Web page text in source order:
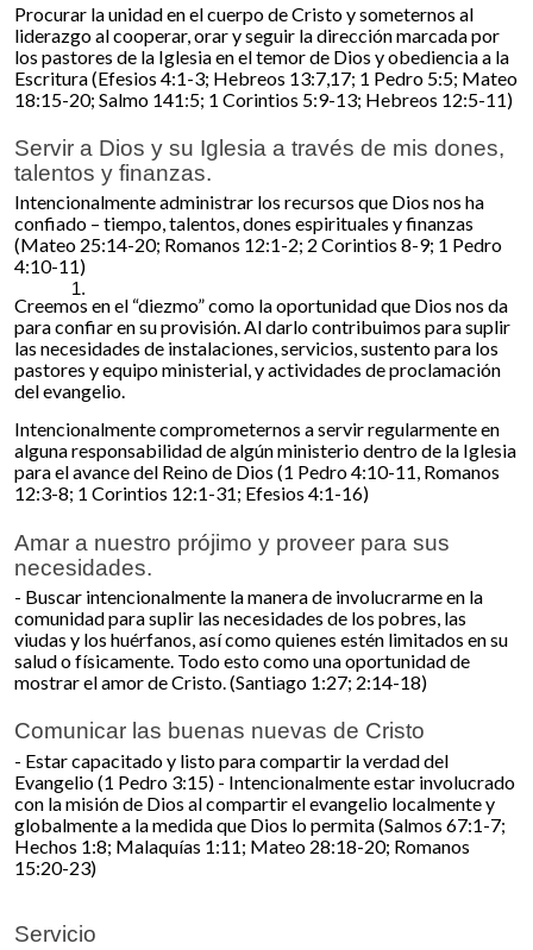
Procurar la unidad en el cuerpo de Cristo y someternos al
liderazgo al cooperar, orar y seguir la dirección marcada por
los pastores de la Iglesia en el temor de Dios y obediencia a la
Escritura (Efesios 4:1-3; Hebreos 13:7,17; 1 Pedro 5:5; Mateo
18:15-20; Salmo 141:5; 1 Corintios 5:9-13; Hebreos 12:5-11)
Servir a Dios y su Iglesia a través de mis dones,
talentos y finanzas.
Intencionalmente administrar los recursos que Dios nos ha
confiado – tiempo, talentos, dones espirituales y finanzas
(Mateo 25:14-20; Romanos 12:1-2; 2 Corintios 8-9; 1 Pedro
4:10-11)
Creemos en el “diezmo” como la oportunidad que Dios nos da
para confiar en su provisión. Al darlo contribuimos para suplir
las necesidades de instalaciones, servicios, sustento para los
pastores y equipo ministerial, y actividades de proclamación
del evangelio.
Intencionalmente comprometernos a servir regularmente en
alguna responsabilidad de algún ministerio dentro de la Iglesia
para el avance del Reino de Dios (1 Pedro 4:10-11, Romanos
12:3-8; 1 Corintios 12:1-31; Efesios 4:1-16)
Amar a nuestro prójimo y proveer para sus
necesidades.
- Buscar intencionalmente la manera de involucrarme en la
comunidad para suplir las necesidades de los pobres, las
viudas y los huérfanos, así como quienes estén limitados en su
salud o físicamente. Todo esto como una oportunidad de
mostrar el amor de Cristo. (Santiago 1:27; 2:14-18)
Comunicar las buenas nuevas de Cristo
- Estar capacitado y listo para compartir la verdad del
Evangelio (1 Pedro 3:15) - Intencionalmente estar involucrado
con la misión de Dios al compartir el evangelio localmente y
globalmente a la medida que Dios lo permita (Salmos 67:1-7;
Hechos 1:8; Malaquías 1:11; Mateo 28:18-20; Romanos
15:20-23)
Servicio